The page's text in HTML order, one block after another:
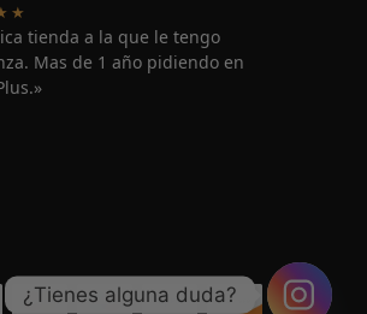
tienda a la que le tengo
Mas de 1 año pidiendo en
¿Tienes alguna duda?